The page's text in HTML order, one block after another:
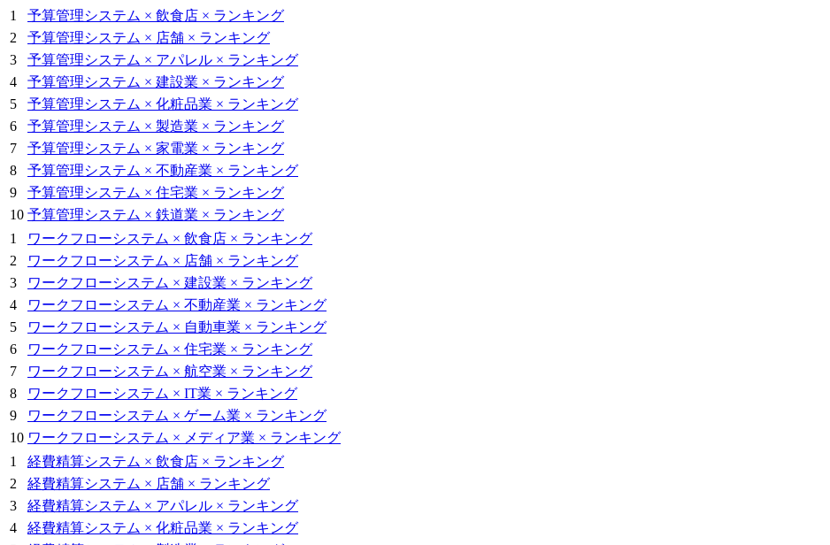
1
予算管理システム × 飲食店 × ランキング
2
予算管理システム × 店舗 × ランキング
3
予算管理システム × アパレル × ランキング
4
予算管理システム × 建設業 × ランキング
5
予算管理システム × 化粧品業 × ランキング
6
予算管理システム × 製造業 × ランキング
7
予算管理システム × 家電業 × ランキング
8
予算管理システム × 不動産業 × ランキング
9
予算管理システム × 住宅業 × ランキング
10 予算管理システム × 鉄道業 × ランキング
1
ワークフローシステム × 飲食店 × ランキング
2
ワークフローシステム × 店舗 × ランキング
3
ワークフローシステム × 建設業 × ランキング
4
ワークフローシステム × 不動産業 × ランキング
5
ワークフローシステム × 自動車業 × ランキング
6
ワークフローシステム × 住宅業 × ランキング
7
ワークフローシステム × 航空業 × ランキング
8
ワークフローシステム × IT業 × ランキング
9
ワークフローシステム × ゲーム業 × ランキング
10 ワークフローシステム × メディア業 × ランキング
1
経費精算システム × 飲食店 × ランキング
2
経費精算システム × 店舗 × ランキング
3
経費精算システム × アパレル × ランキング
4
経費精算システム × 化粧品業 × ランキング